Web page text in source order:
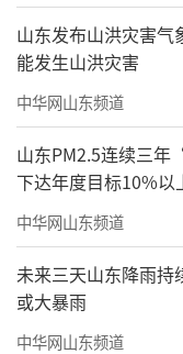
山东发布山洪灾害气
能发生山洪灾害
中华网山东频道
山东PM2.5连续三
下达年度目标10%以
中华网山东频道
未来三天山东降雨
或大暴雨
中华网山东频道